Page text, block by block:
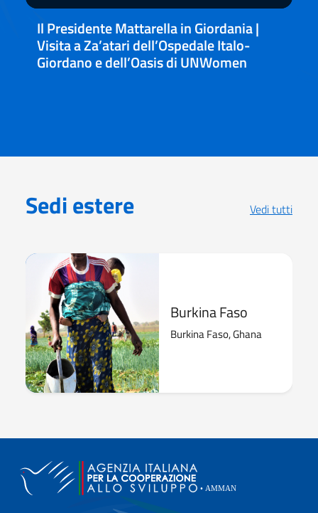
video
Il Presidente Mattarella in Giordania |
Visita a Za’atari dell’Ospedale Italo-
Giordano e dell’Oasis di UNWomen
Sedi estere Vedi tutti
Burkina Faso
Burkina Faso, Ghana